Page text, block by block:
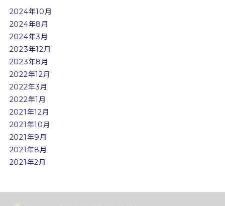
2024年10月
2024年8月
2024年3月
2023年12月
2023年8月
2022年12月
2022年3月
2022年1月
2021年12月
2021年10月
2021年9月
2021年8月
2021年2月